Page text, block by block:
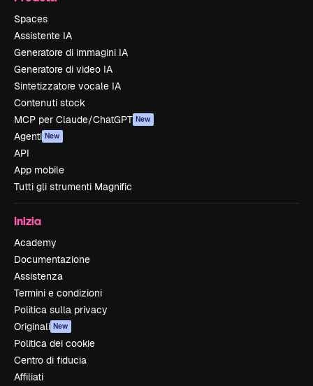
Spaces
Assistente IA
Generatore di immagini IA
Generatore di video IA
Sintetizzatore vocale IA
Contenuti stock
MCP per Claude/ChatGPT New
Agenti New
API
App mobile
Tutti gli strumenti Magnific
Inizia
Academy
Documentazione
Assistenza
Termini e condizioni
Politica sulla privacy
Originali New
Politica dei cookie
Centro di fiducia
Affiliati